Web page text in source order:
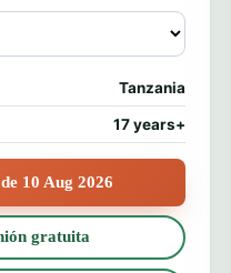
Tanzania
17 years+
10 Aug 2026
gratuita